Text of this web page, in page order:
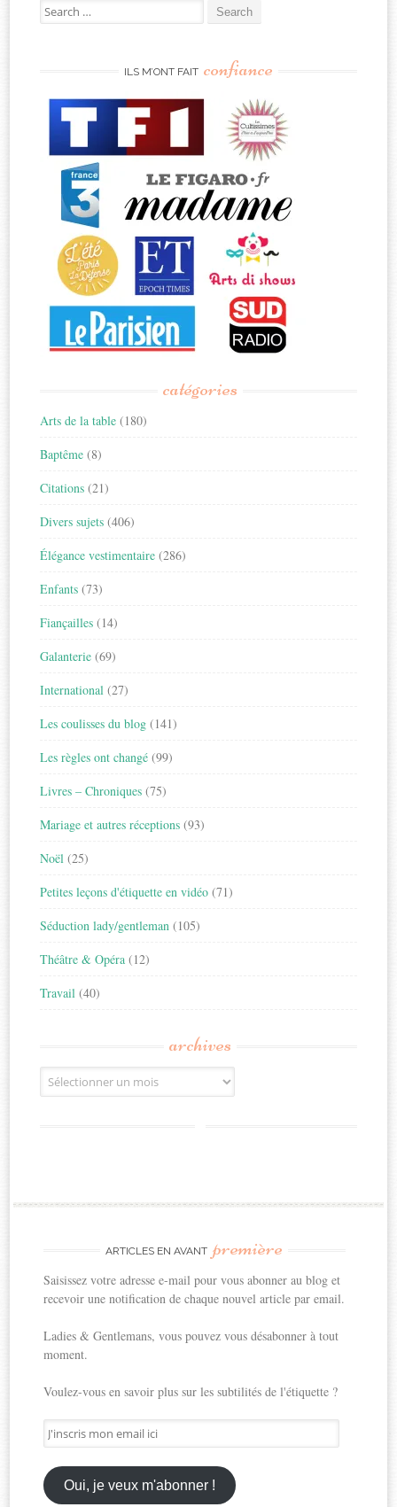
Search
for:
ILS M’ONT FAIT confiance
catégories
Arts de la table (180)
Baptême (8)
Citations (21)
Divers sujets (406)
Élégance vestimentaire (286)
Enfants (73)
Fiançailles (14)
Galanterie (69)
International (27)
Les coulisses du blog (141)
Les règles ont changé (99)
Livres – Chroniques (75)
Mariage et autres réceptions (93)
Noël (25)
Petites leçons d'étiquette en vidéo (71)
Séduction lady/gentleman (105)
Théâtre & Opéra (12)
Travail (40)
archives
Archives
ARTICLES EN AVANT première
Saisissez votre adresse e-mail pour vous abonner au blog et
recevoir une notification de chaque nouvel article par email.
Ladies & Gentlemans, vous pouvez vous désabonner à tout
moment.
Voulez-vous en savoir plus sur les subtilités de l'étiquette ?
J'inscris
mon
email
ici
Oui, je veux m'abonner !